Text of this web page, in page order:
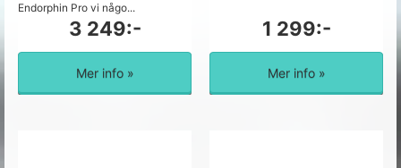
Endorphin Pro vi någo...
3 249:-
Mer info »
1 299:-
Mer info »